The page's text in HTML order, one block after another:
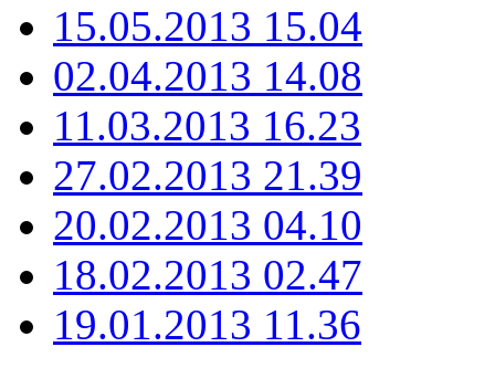
15.05.2013 15.04
02.04.2013 14.08
11.03.2013 16.23
27.02.2013 21.39
20.02.2013 04.10
18.02.2013 02.47
19.01.2013 11.36